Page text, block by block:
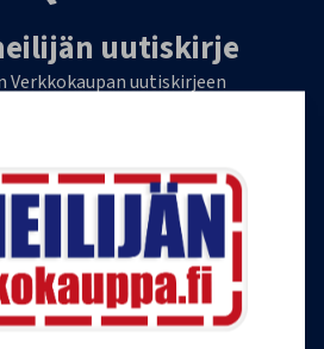
uutiskirje
Verkkokaupan uutiskirjeen
joukossa. Lähetämme 1-4
Voit perua uutiskirjeen
milloin tahansa.
Tilaa uutiskirje